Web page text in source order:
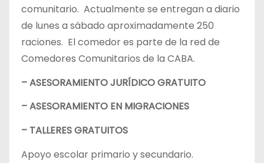
comunitario. Actualmente se entregan a diario
de lunes a sábado aproximadamente 250
raciones. El comedor es parte de la red de
Comedores Comunitarios de la CABA.
– ASESORAMIENTO JURÍDICO GRATUITO
– ASESORAMIENTO EN MIGRACIONES
– TALLERES GRATUITOS
Apoyo escolar primario y secundario.